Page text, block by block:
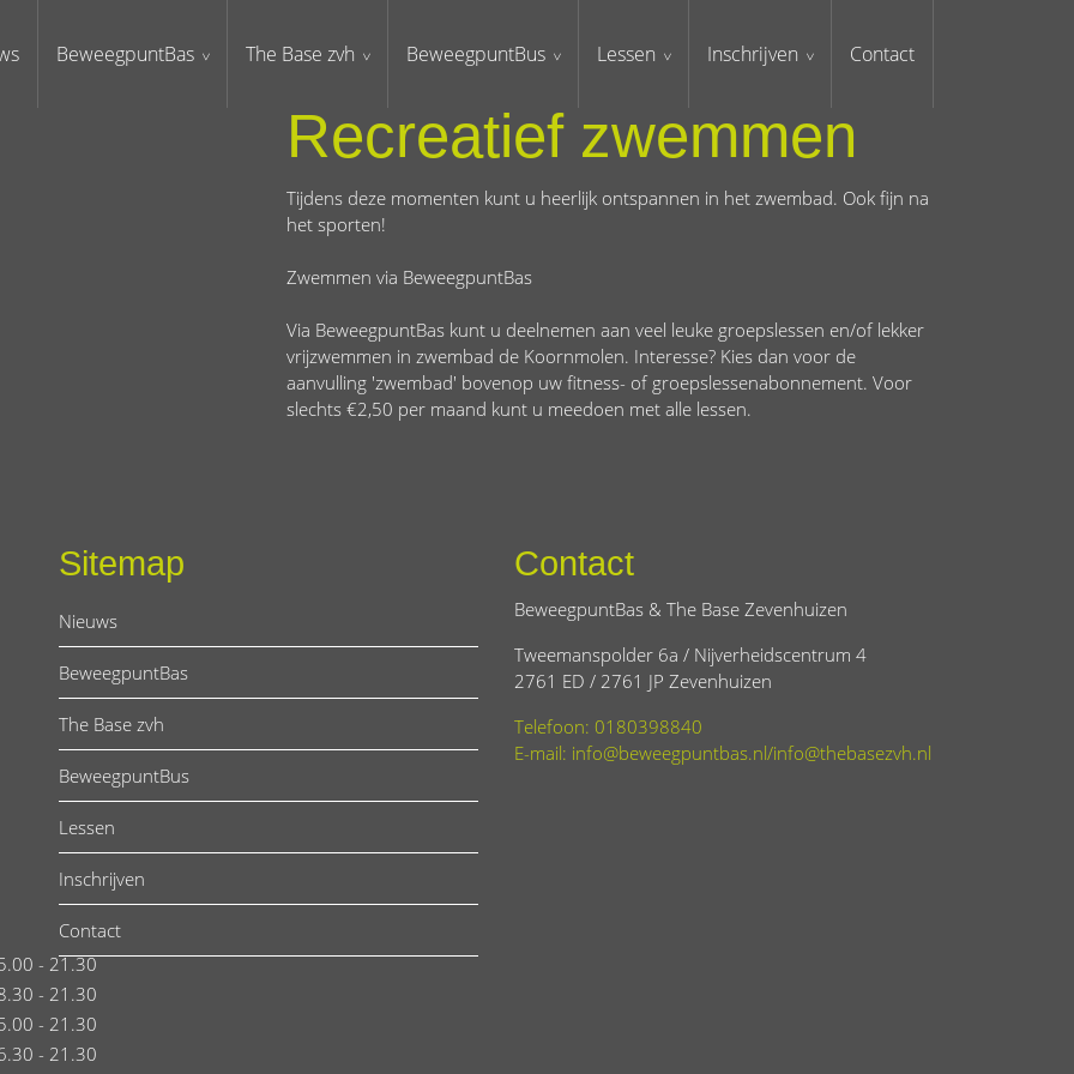
BeweegpuntBas The Base zvh BeweegpuntBus Lessen Inschrijven Contact
Recreatief zwemmen
Tijdens deze momenten kunt u heerlijk ontspannen in het zwembad. Ook fijn na
het sporten!
Zwemmen via BeweegpuntBas
Via BeweegpuntBas kunt u deelnemen aan veel leuke groepslessen en/of lekker
vrijzwemmen in zwembad de Koornmolen. Interesse? Kies dan voor de
aanvulling 'zwembad' bovenop uw fitness- of groepslessenabonnement. Voor
slechts €2,50 per maand kunt u meedoen met alle lessen.
- 21.30
- 21.30
- 21.30
- 21.30
Sitemap
Nieuws
BeweegpuntBas
The Base zvh
BeweegpuntBus
Lessen
Inschrijven
Contact
Contact
BeweegpuntBas & The Base Zevenhuizen
Tweemanspolder 6a / Nijverheidscentrum 4
2761 ED / 2761 JP Zevenhuizen
Telefoon: 0180398840
E-mail: info@beweegpuntbas.nl/info@thebasezvh.nl